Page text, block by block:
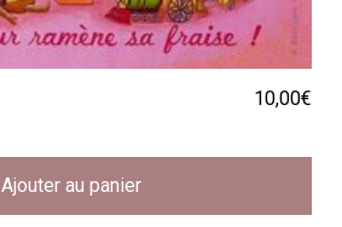
10,00€
Ajouter au panier